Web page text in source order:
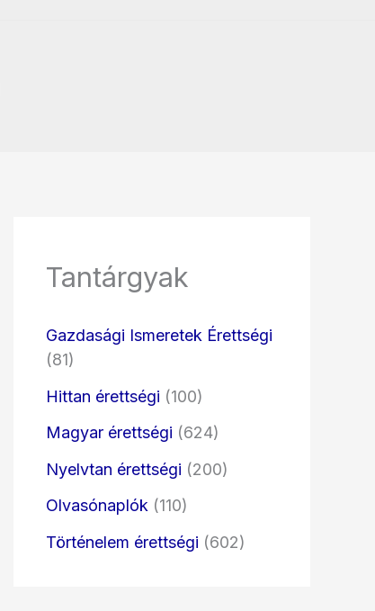
Tantárgyak
Gazdasági Ismeretek Érettségi
(81)
Hittan érettségi (100)
Magyar érettségi (624)
Nyelvtan érettségi (200)
Olvasónaplók (110)
Történelem érettségi (602)